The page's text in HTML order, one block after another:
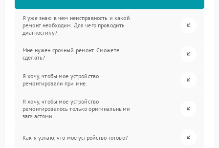
Я уже знаю в чем неисправность и какой
ремонт необходим. Для чего проводить
диагностику?
Мне нужен срочный ремонт. Сможете
сделать?
Я хочу, чтобы мое устройство
ремонтировали при мне.
Я хочу, чтобы мое устройство
ремонтировалось только оригинальными
запчастями.
Как я узнаю, что мое устройство готово?